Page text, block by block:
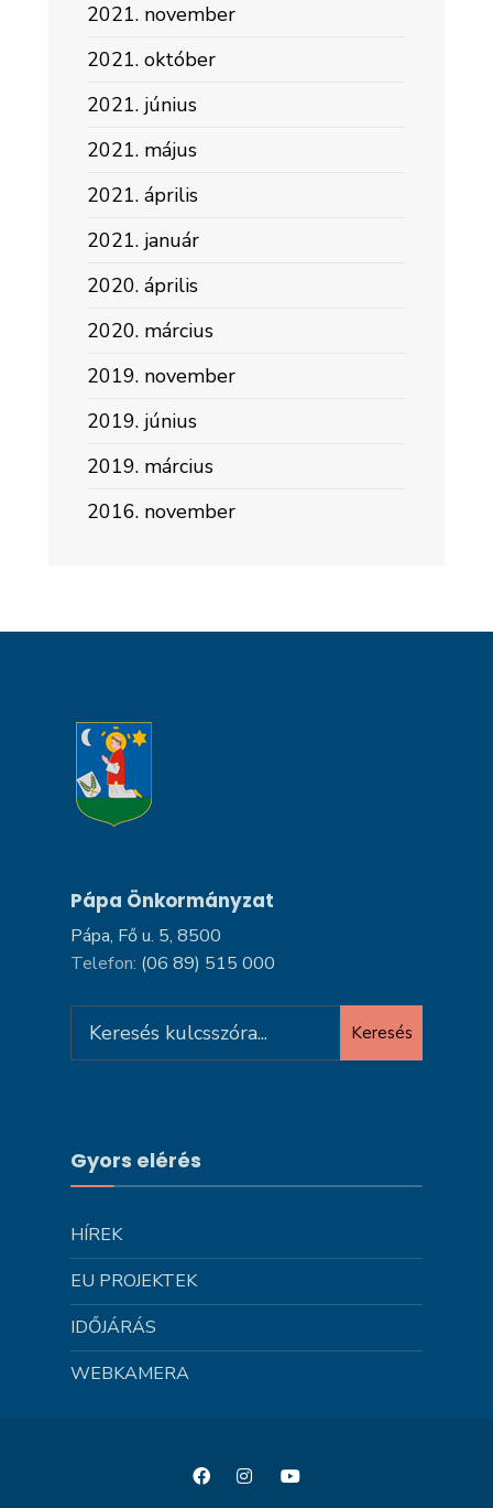
2021. november
2021. október
2021. június
2021. május
2021. április
2021. január
2020. április
2020. március
2019. november
2019. június
2019. március
2016. november
Pápa Önkormányzat
Pápa, Fő u. 5, 8500
Telefon: (06 89) 515 000
for:
Keresés
Gyors elérés
HÍREK
EU PROJEKTEK
IDŐJÁRÁS
WEBKAMERA